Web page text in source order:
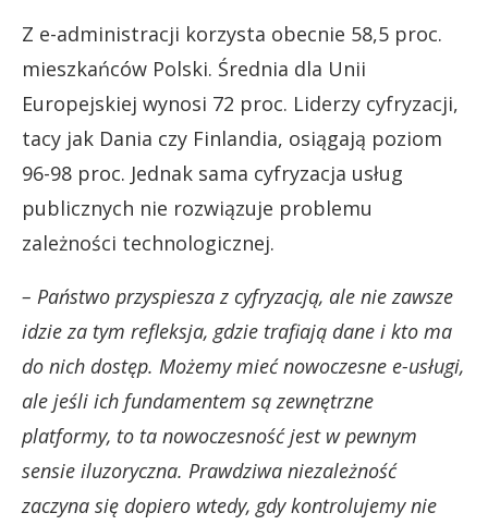
Z e-administracji korzysta obecnie 58,5 proc.
mieszkańców Polski. Średnia dla Unii
Europejskiej wynosi 72 proc. Liderzy cyfryzacji,
tacy jak Dania czy Finlandia, osiągają poziom
96-98 proc. Jednak sama cyfryzacja usług
publicznych nie rozwiązuje problemu
zależności technologicznej.
– Państwo przyspiesza z cyfryzacją, ale nie zawsze
idzie za tym refleksja, gdzie trafiają dane i kto ma
do nich dostęp. Możemy mieć nowoczesne e-usługi,
ale jeśli ich fundamentem są zewnętrzne
platformy, to ta nowoczesność jest w pewnym
sensie iluzoryczna. Prawdziwa niezależność
zaczyna się dopiero wtedy, gdy kontrolujemy nie